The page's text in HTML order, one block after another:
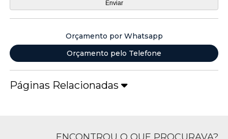
Orçamento por Whatsapp
Orçamento pelo Telefone
Páginas Relacionadas